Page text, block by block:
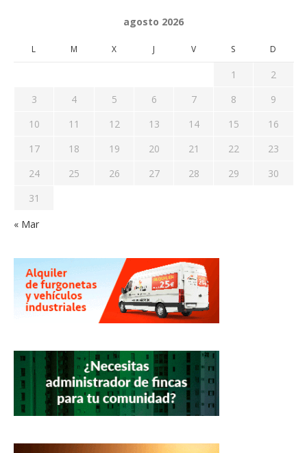
agosto 2026
L M X J V S D
1
2
3
4 5 6 7 8
9
10
11 12 13 14 15
16
17
18 19 20 21 22
23
24
25 26 27 28 29
30
31
« Mar